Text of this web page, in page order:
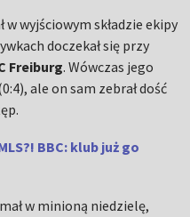
w wyjściowym składzie ekipy
doczekał się przy
Freiburg. Wówczas jego
ale on sam zebrał dość
BBC: klub już go
w minioną niedzielę,